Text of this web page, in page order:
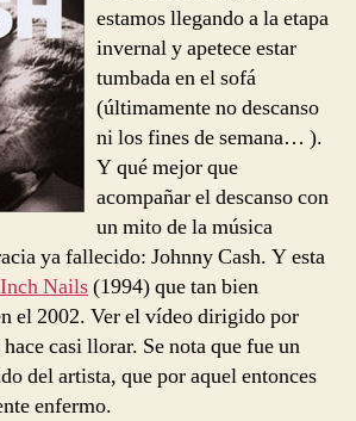
estamos llegando a la etapa
invernal y apetece estar
tumbada en el sofá
(últimamente no descanso
ni los fines de semana… ).
Y qué mejor que
acompañar el descanso con
un mito de la música
ya fallecido: Johnny Cash. Y esta
Nails(1994) que tan bien
el 2002. Ver el vídeo dirigido por
casi llorar. Se nota que fue un
del artista, que por aquel entonces
enfermo.